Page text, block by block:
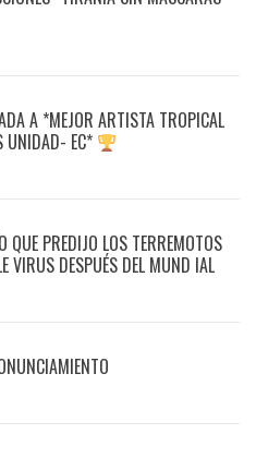
A *MEJOR ARTISTA TROPICAL
UNIDAD- EC*
PREDIJO LOS TERREMOTOS
VIRUS DESPUÉS DEL MUND IAL